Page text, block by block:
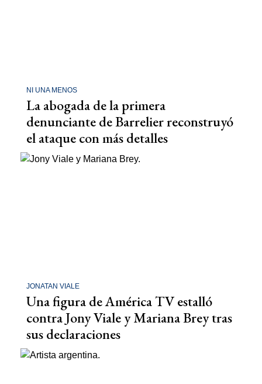
NI UNA MENOS
La abogada de la primera
denunciante de Barrelier reconstruyó
el ataque con más detalles
JONATAN VIALE
Una figura de América TV estalló
contra Jony Viale y Mariana Brey tras
sus declaraciones